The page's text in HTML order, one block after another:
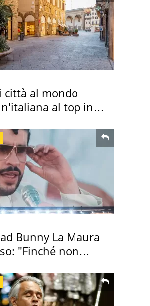
città al mondo
al top in
Bunny La Maura
"Finché non